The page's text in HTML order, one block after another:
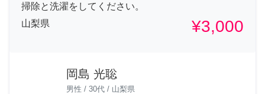
掃除と洗濯をしてください。
山梨県
¥3,000
岡島 光聡
男性 / 30代 / 山梨県